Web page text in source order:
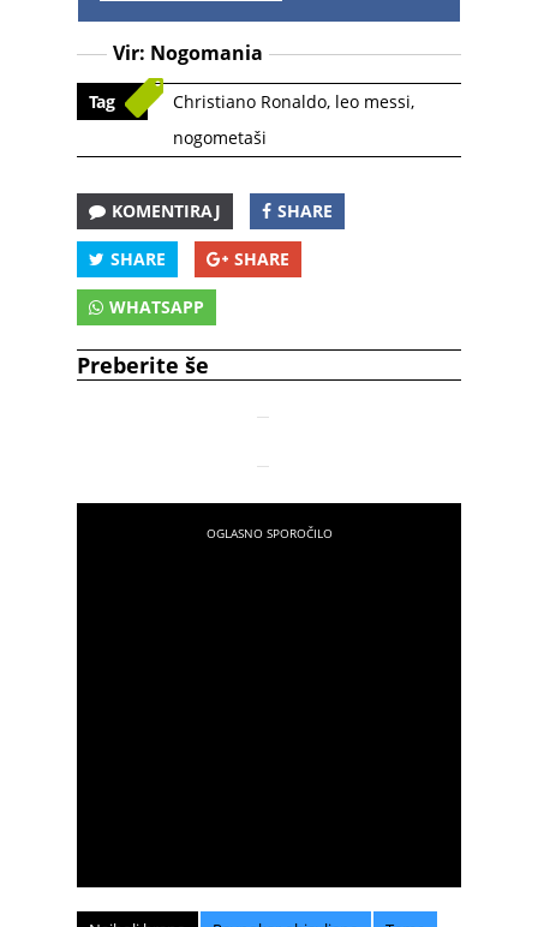
Vir: Nogomania
Tag Christiano Ronaldo, leo messi,
nogometaši
KOMENTIRAJ SHARE
SHARE SHARE
WHATSAPP
Preberite še